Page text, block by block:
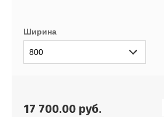
Ширина
17 700.00 руб.